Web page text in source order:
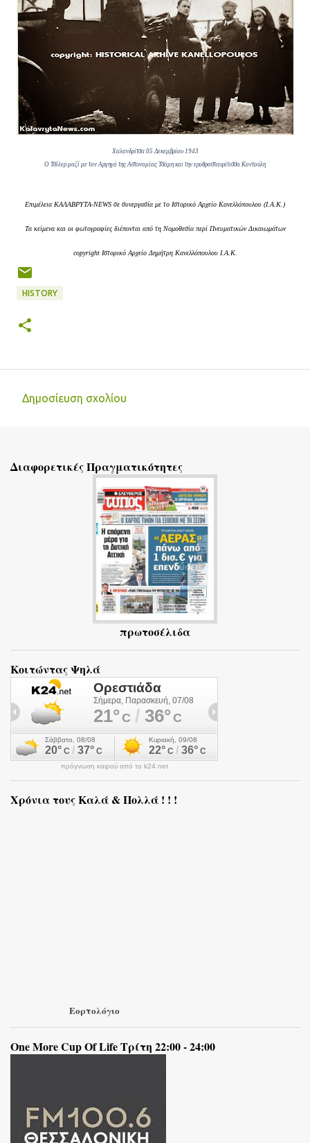
Χαλανδρίτσα 05 Δεκεμβρίου 1943
Ο Τσίλερ μαζί με τον Αργηγό της Αστυνομίας Τσάμη και την ερυθροσταυρίτισσα Κοντούλη
Επιμέλεια ΚΑΛΑΒΡΥΤΑ-NEWS σε συνεργασία με το Ιστορικό Αρχείο Κανελλόπουλου (Ι.Α.Κ.)
Τα κείμενα και οι φωτογραφίες διέπονται από τη Νομοθεσία περί Πνευματικών Δικαιωμάτων
copyright Ιστορικό Αρχείο Δημήτρη Κανελλόπουλου I.A.K.
HISTORY
λ
Δημοσίευση σχολίου
Διαφορετικές Πραγματικότητες
πρωτοσέλιδα
Κοιτώντας Ψηλά
πρόγνωση καιρού από το k24.net
Χρόνια τους Καλά & Πολλά ! ! !
Εορτολόγιο
One More Cup Of Life Τρίτη 22:00 - 24:00